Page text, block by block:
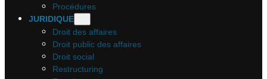
Procédures
JURIDIQUE
Droit des affaires
Droit public des affaires
Droit social
Restructuring